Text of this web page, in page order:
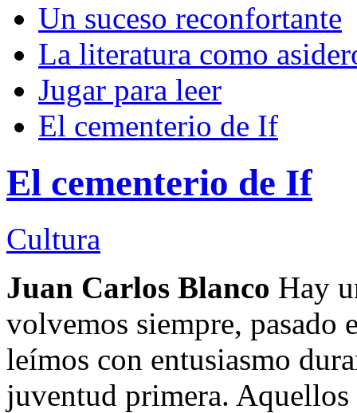
Un suceso reconfortante
La literatura como
Jugar para leer
El cementerio de If
El cementerio de If
Cultura
Juan Carlos Blanco Hay
volvemos siempre, pasado
leímos con entusiasmo
juventud primera. Aquellos